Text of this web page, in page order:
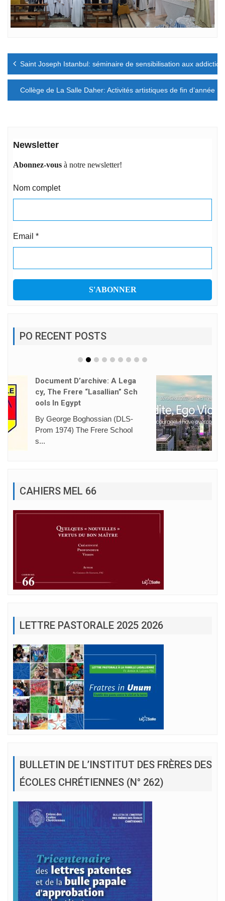
Navigation
l’article
Saint Joseph Istanbul: séminaire de sensibilisation aux
Collège de La Salle Daher: Activités artistiques de fin d’année
Newsletter
Abonnez-vous à notre newsletter!
Nom complet
Email *
PO RECENT POSTS
L’hymne Des JMJ De Séoul
Dévoilé
https://www.vaticannews.va/fr/
eglise/news/2026-08/hymne...
CAHIERS MEL 66
LETTRE PASTORALE 2025 2026
BULLETIN DE L’INSTITUT DES FRÈRES DES
ÉCOLES CHRÉTIENNES (N° 262)